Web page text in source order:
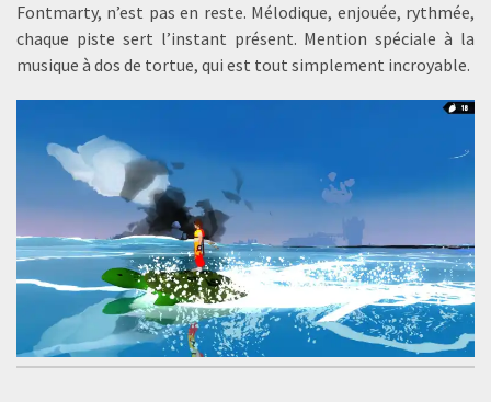
Fontmarty, n’est pas en reste. Mélodique, enjouée, rythmée,
chaque piste sert l’instant présent. Mention spéciale à la
musique à dos de tortue, qui est tout simplement incroyable.